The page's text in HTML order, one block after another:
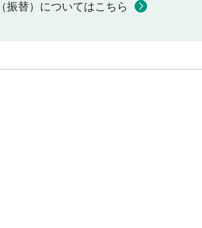
振替）についてはこちら